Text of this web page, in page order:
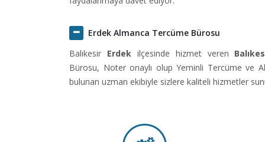
Erdek Almanca Tercüme Bürosu
Balıkesir Erdek ilçesinde hizmet veren
Bürosu, Noter onaylı olup Yeminli Tercüme ve
bulunan uzman ekibiyle sizlere kaliteli hizmetler